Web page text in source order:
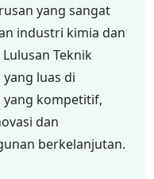
yang sangat
industri kimia dan
Teknik
luas di
kompetitif,
dan
berkelanjutan.